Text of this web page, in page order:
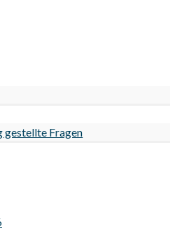
gestellte Fragen